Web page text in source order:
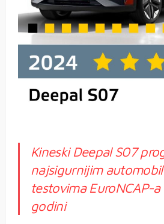
Kineski Deepal S07
najsigurnijim
testovima EuroNCAP-
godini